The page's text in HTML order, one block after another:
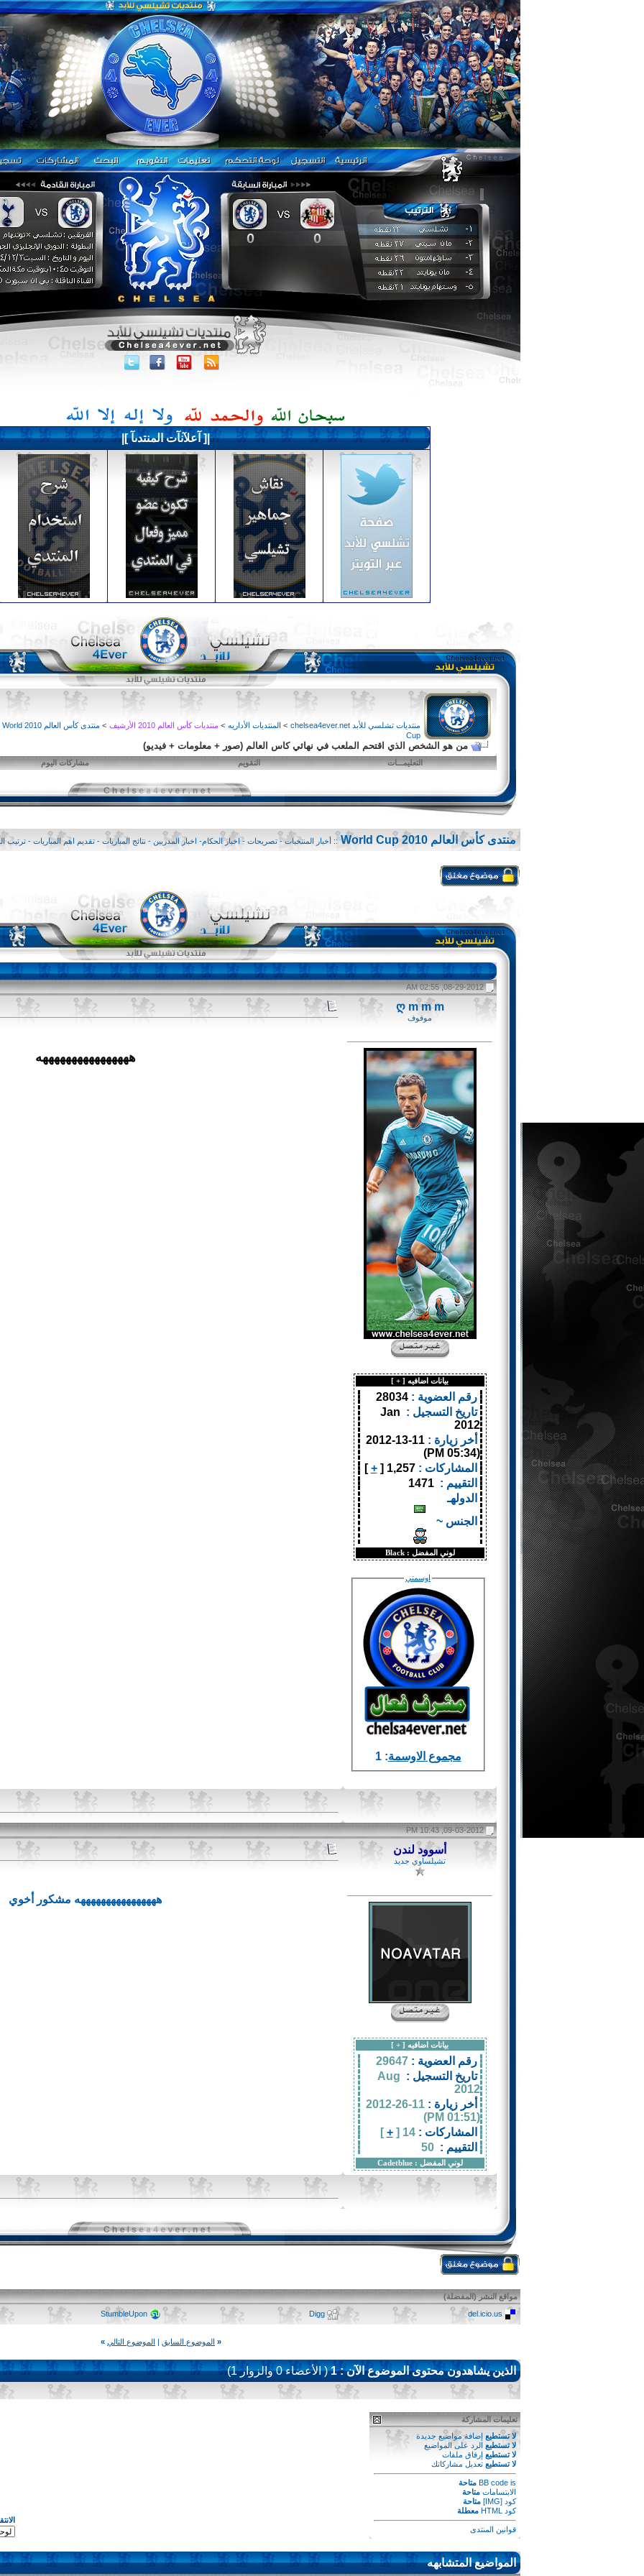
|[ آعلآنآت المنتدىآ ]|
منتديات تشلسي للأبد chelsea4ever.net > المنتديات الأداريه > منتديات كأس العالم 2010 الأرشيف >
منتدى كأس العالم 2010 World
Cup
من هو الشخص الذي اقتحم الملعب في نهائي كاس العالم (صور + معلومات + فيديو)‎
التعليمـــات التقويم مشاركات اليوم
منتدى كأس العالم 2010 World Cup :: أخبار المنتخبات - تصريحات - اخبار الحكام- اخبار المدربين - نتائج المباريات - تقديم اهم المباريات -
08-29-2012, 02:55 AM
ღ m m m
موقوف
بيانات اضافيه [ +
]
رقم العضوية : 28034
تاريخ التسجيل : Jan
2012
أخر زيارة :
11-13-2012
(05:34 PM)
المشاركات : 1,257 [
+
]
التقييم :1471
الدولهـ
الجنس ~
لوني المفضل :Black
اوسمتي
مجموع الاوسمة: 1
ههههههههههههههههه
09-03-2012, 10:43 PM
أسوود لندن
تشيلساوي جديد
بيانات اضافيه [ +
]
رقم العضوية : 29647
تاريخ التسجيل : Aug
2012
أخر زيارة :
11-26-2012
(01:51 PM)
المشاركات : 14 [
+
]
التقييم :50
لوني المفضل :Cadetblue
ههههههههههههههههه مشكور أخوي
مواقع النشر (المفضلة)
del.icio.us
Digg
StumbleUpon
« الموضوع السابق | الموضوع التالي »
الذين يشاهدون محتوى الموضوع الآن : 1 ( الأعضاء 0 والزوار 1)
تعليمات المشاركة
لا تستطيع إضافة مواضيع جديدة
لا تستطيع الرد على المواضيع
لا تستطيع إرفاق ملفات
لا تستطيع تعديل مشاركاتك
BB code is
متاحة
الابتسامات متاحة
كود [IMG]
متاحة
كود HTML
معطلة
قوانين المنتدى
المواضيع المتشابهه